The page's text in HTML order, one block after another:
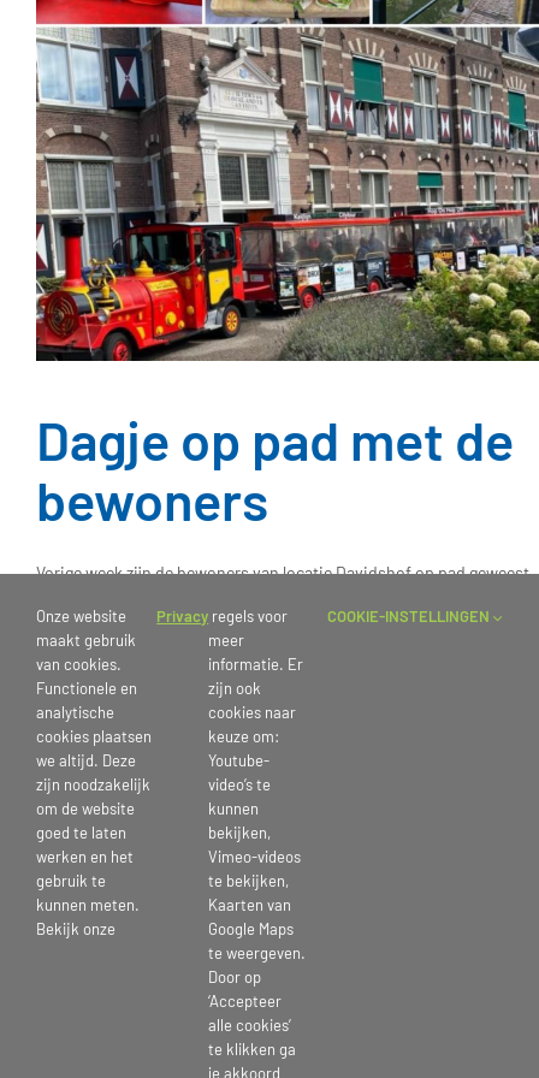
Dagje op pad met de
bewoners
Vorige week zijn de bewoners van locatie Davidshof op pad geweest
De Keijlijn verzorgt een toeristische rondrit door de historische
binnenstad van Amersfoort. Een gehele ronde duurt ca. één uur.
Tijdens de rit vertelt de conducteur over het verleden en heden van
de stad. De Keijlijn is een vrijwilligers organisatie en wordt gerund
door circa 25 vrouwen en mannen.
Na het ritje kregen de bewoners een hapje aangeboden van
restaurant De Beren. Het was een leerzame, lekkere én gezellige dag.
Wij willen de Keijlijn en restaurant de Beren bedanken voor het
aanbieden van deze activiteiten!
Publicatiedatum: 30 september 2022
Onze website
maakt gebruik
van cookies.
Functionele en
analytische
cookies plaatsen
we altijd. Deze
zijn noodzakelijk
om de website
goed te laten
werken en het
gebruik te
kunnen meten.
Bekijk onze
Privacy regels voor
meer
informatie. Er
zijn ook
cookies naar
keuze om:
Youtube-
video’s te
kunnen
bekijken,
Vimeo-videos
te bekijken,
Kaarten van
Google Maps
te weergeven.
Door op
‘Accepteer
alle cookies’
te klikken ga
je akkoord
COOKIE-INSTELLINGEN